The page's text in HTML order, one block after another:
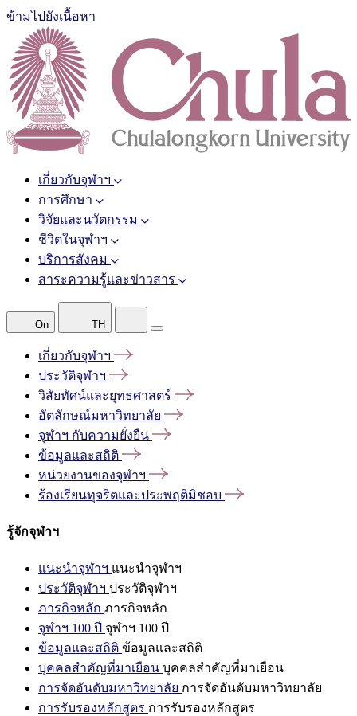
ข้ามไปยังเนื้อหา
เกี่ยวกับจุฬาฯ
การศึกษา
วิจัยและนวัตกรรม
ชีวิตในจุฬาฯ
บริการสังคม
สาระความรู้และข่าวสาร
On TH
เกี่ยวกับจุฬาฯ
ประวัติจุฬาฯ
วิสัยทัศน์และยุทธศาสตร์
อัตลักษณ์มหาวิทยาลัย
จุฬาฯ กับความยั่งยืน
ข้อมูลและสถิติ
หน่วยงานของจุฬาฯ
ร้องเรียนทุจริตและประพฤติมิชอบ
รู้จักจุฬาฯ
แนะนำจุฬาฯ แนะนำจุฬาฯ
ประวัติจุฬาฯ ประวัติจุฬาฯ
ภารกิจหลัก ภารกิจหลัก
จุฬาฯ 100 ปี จุฬาฯ 100 ปี
ข้อมูลและสถิติ ข้อมูลและสถิติ
บุคคลสำคัญที่มาเยือน บุคคลสำคัญที่มาเยือน
การจัดอันดับมหาวิทยาลัย การจัดอันดับมหาวิทยาลัย
การรับรองหลักสูตร การรับรองหลักสูตร